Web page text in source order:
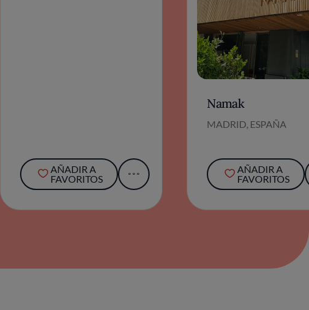
AÑADIR A
FAVORITOS
Namak
MADRID, ESPAÑA
AÑADIR A
FAVORITOS